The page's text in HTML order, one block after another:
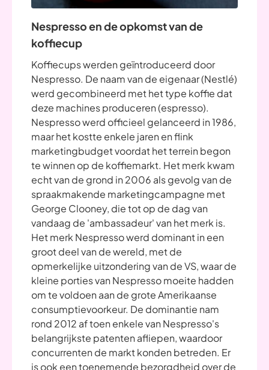
Nespresso en de opkomst van de
koffiecup
Koffiecups werden geïntroduceerd door
Nespresso. De naam van de eigenaar (Nestlé)
werd gecombineerd met het type koffie dat
deze machines produceren (espresso).
Nespresso werd officieel gelanceerd in 1986,
maar het kostte enkele jaren en flink
marketingbudget voordat het terrein begon
te winnen op de koffiemarkt. Het merk kwam
echt van de grond in 2006 als gevolg van de
spraakmakende marketingcampagne met
George Clooney, die tot op de dag van
vandaag de 'ambassadeur' van het merk is.
Het merk Nespresso werd dominant in een
groot deel van de wereld, met de
opmerkelijke uitzondering van de VS, waar de
kleine porties van Nespresso moeite hadden
om te voldoen aan de grote Amerikaanse
consumptievoorkeur. De dominantie nam
rond 2012 af toen enkele van Nespresso's
belangrijkste patenten afliepen, waardoor
concurrenten de markt konden betreden. Er
is ook een toenemende bezorgdheid over de